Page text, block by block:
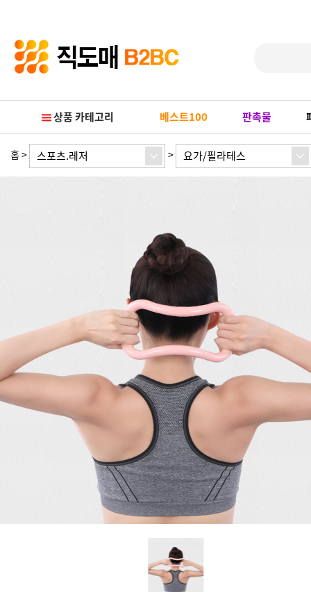
PrevNext
상품 카테고리 베스트100 판촉물
홈 > 스포츠.레저 > 요가/필라테스